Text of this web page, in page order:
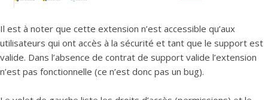
Il est à noter que cette extension n’est accessible qu’aux
utilisateurs qui ont accès à la sécurité et tant que le support est
valide. Dans l’absence de contrat de support valide l’extension
n’est pas fonctionnelle (ce n’est donc pas un bug).